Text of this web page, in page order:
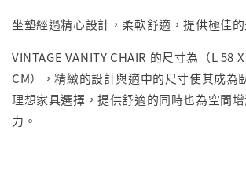
坐墊經過精心設計，柔軟舒適，提供極佳的
VINTAGE VANITY CHAIR 的尺寸為（L 58
CM），精緻的設計與適中的尺寸使其成為
理想家具選擇，提供舒適的同時也為空間
力。